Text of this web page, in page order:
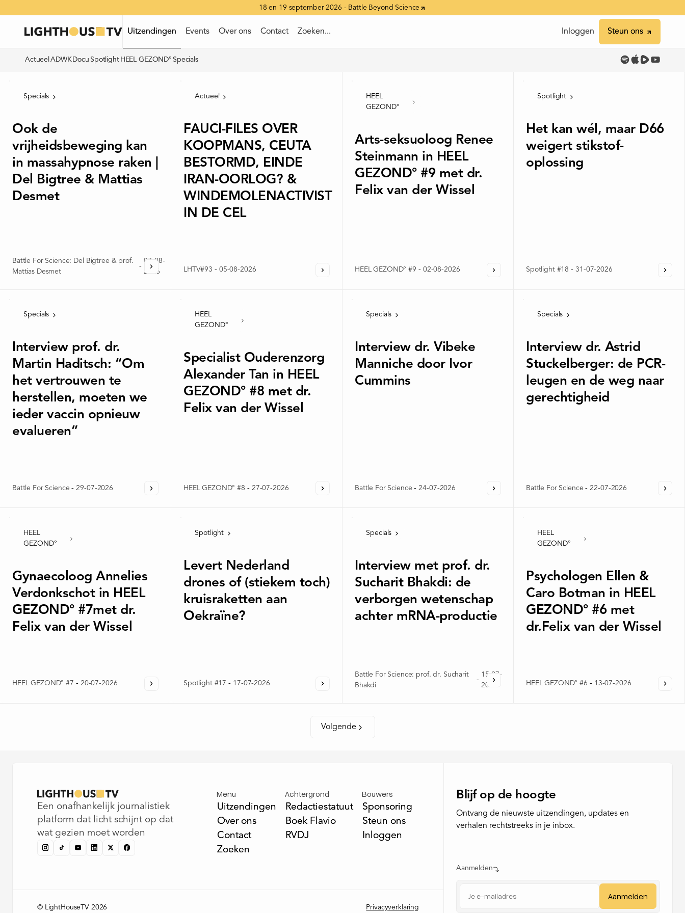
18 en 19 september 2026 - Battle Beyond Science
Uitzendingen
Uitzendingen Events
Events Over ons
Over ons Contact
Contact Zoeken...
Zoeken... Inloggen
Inloggen Steun ons
Steun ons
Actueel
Actueel ADWK
ADWK Docu
Docu Spotlight
Spotlight HEEL GEZOND°
HEEL GEZOND° Specials
Specials
Specials
Ook de
vrijheidsbeweging kan
in massahypnose raken |
Del Bigtree & Mattias
Desmet
Battle For Science: Del Bigtree & prof.
Mattias Desmet
-
07-08-
2026
Actueel
​FAUCI-FILES OVER
KOOPMANS, CEUTA
BESTORMD, EINDE
IRAN-OORLOG? &
WINDEMOLENACTIVIST
IN DE CEL
LHTV#93 - 05-08-2026
HEEL
GEZOND°
Arts-seksuoloog Renee
Steinmann in HEEL
GEZOND° #9 met dr.
Felix van der Wissel
HEEL GEZOND° #9 - 02-08-2026
Spotlight
Het kan wél, maar D66
weigert stikstof-
oplossing
Spotlight #18 - 31-07-2026
Specials
Interview prof. dr.
Martin Haditsch: “Om
het vertrouwen te
herstellen, moeten we
ieder vaccin opnieuw
evalueren”
Battle For Science - 29-07-2026
HEEL
GEZOND°
Specialist Ouderenzorg
Alexander Tan in HEEL
GEZOND° #8 met dr.
Felix van der Wissel
HEEL GEZOND° #8 - 27-07-2026
Specials
Interview dr. Vibeke
Manniche door Ivor
Cummins
Battle For Science - 24-07-2026
Specials
Interview dr. Astrid
Stuckelberger: de PCR-
leugen en de weg naar
gerechtigheid
Battle For Science - 22-07-2026
HEEL
GEZOND°
Gynaecoloog Annelies
Verdonkschot in HEEL
GEZOND° #7met dr.
Felix van der Wissel
HEEL GEZOND° #7 - 20-07-2026
Spotlight
Levert Nederland
drones of (stiekem toch)
kruisraketten aan
Oekraïne?
Spotlight #17 - 17-07-2026
Specials
Interview met prof. dr.
Sucharit Bhakdi: de
verborgen wetenschap
achter mRNA-productie
Battle For Science: prof. dr. Sucharit
Bhakdi
-
15-07-
2026
HEEL
GEZOND°
Psychologen Ellen &
Caro Botman in HEEL
GEZOND° #6 met
dr.Felix van der Wissel
HEEL GEZOND° #6 - 13-07-2026
Volgende
Een onafhankelijk journalistiek
platform dat licht schijnt op dat
wat gezien moet worden
Menu
Uitzendingen
Uitzendingen
Over ons
Over ons
Contact
Contact
Zoeken
Zoeken
Achtergrond
Redactiestatuut
Redactiestatuut
Boek Flavio
Boek Flavio
RVDJ
RVDJ
Bouwers
Sponsoring
Sponsoring
Steun ons
Steun ons
Inloggen
Inloggen
© LightHouseTV 2026 Privacyverklaring
Blijf op de hoogte
Ontvang de nieuwste uitzendingen, updates en
verhalen rechtstreeks in je inbox.
Aanmelden